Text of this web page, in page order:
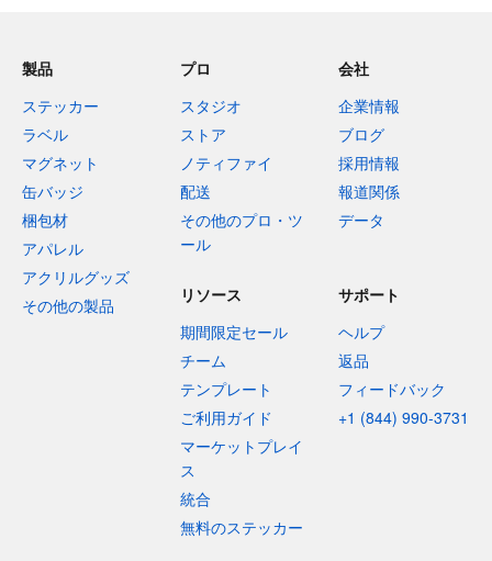
製品
ステッカー
ラベル
マグネット
缶バッジ
梱包材
アパレル
アクリルグッズ
その他の製品
プロ
スタジオ
ストア
ノティファイ
配送
その他のプロ・ツ
ール
会社
企業情報
ブログ
採用情報
報道関係
データ
リソース
期間限定セール
チーム
テンプレート
ご利用ガイド
マーケットプレイ
ス
統合
無料のステッカー
サポート
ヘルプ
返品
フィードバック
+1 (844) 990-3731